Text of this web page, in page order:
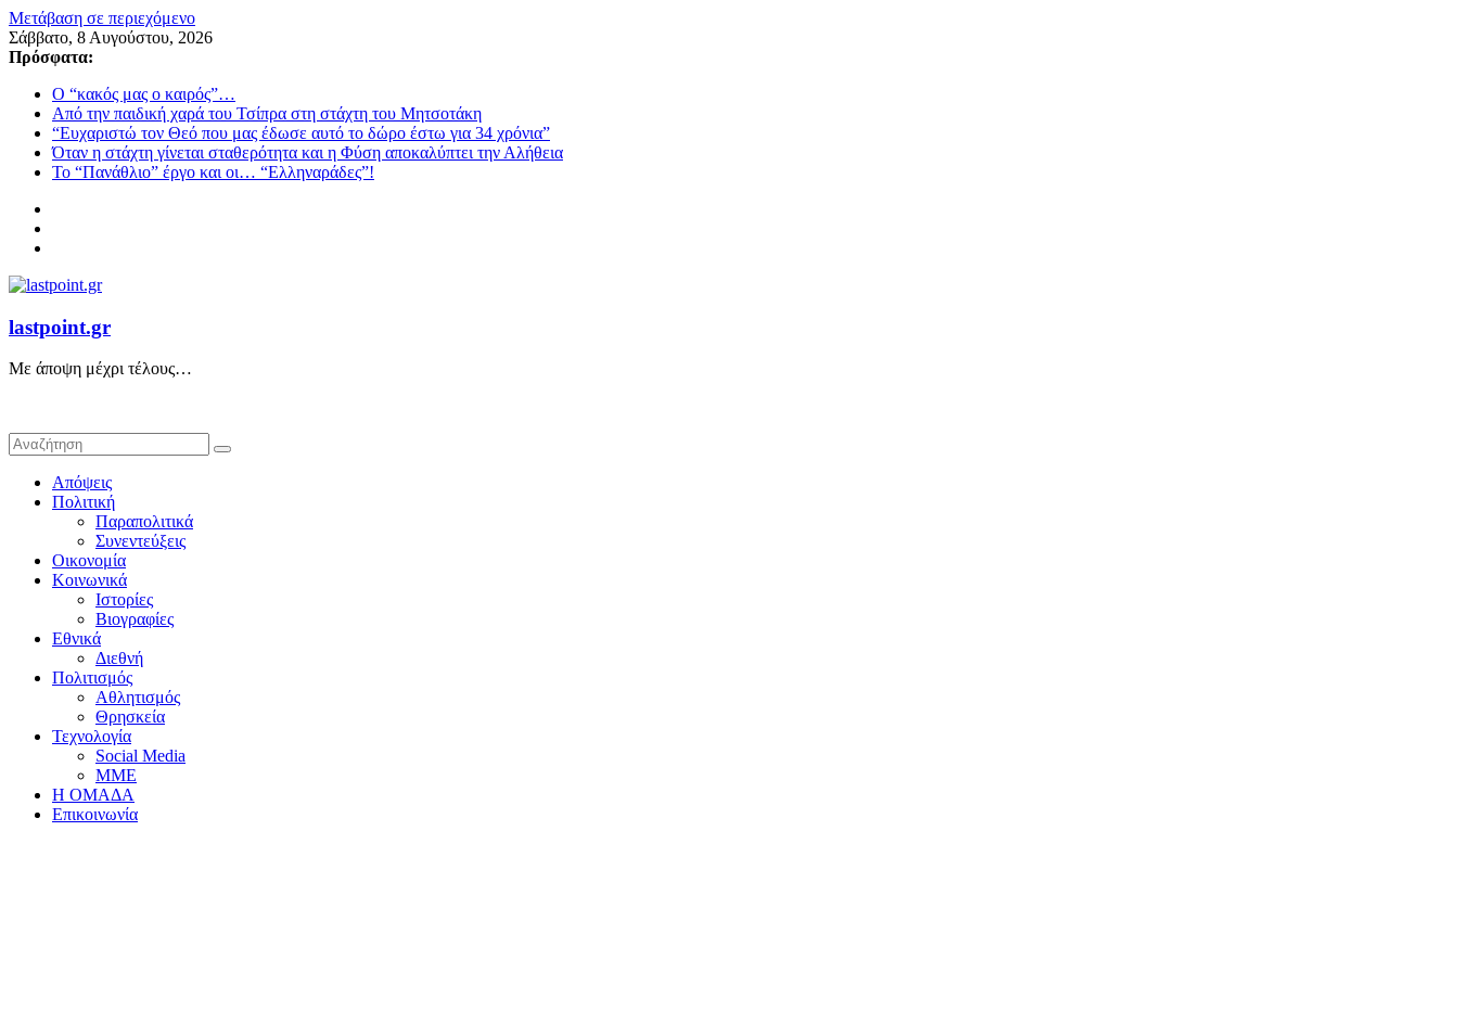
Μετάβαση σε περιεχόμενο
Σάββατο, 8 Αυγούστου, 2026
Πρόσφατα:
Ο “κακός μας ο καιρός”…
Από την παιδική χαρά του Τσίπρα στη στάχτη του Μητσοτάκη
“Ευχαριστώ τον Θεό που μας έδωσε αυτό το δώρο έστω για 34 χρόνια”
Όταν η στάχτη γίνεται σταθερότητα και η Φύση αποκαλύπτει την Αλήθεια
Το “Πανάθλιο” έργο και οι… “Ελληναράδες”!
lastpoint.gr
Με άποψη μέχρι τέλους…
Απόψεις
Πολιτική
Παραπολιτικά
Συνεντεύξεις
Οικονομία
Κοινωνικά
Ιστορίες
Βιογραφίες
Εθνικά
Διεθνή
Πολιτισμός
Αθλητισμός
Θρησκεία
Τεχνολογία
Social Media
ΜΜΕ
Η ΟΜΑΔΑ
Επικοινωνία